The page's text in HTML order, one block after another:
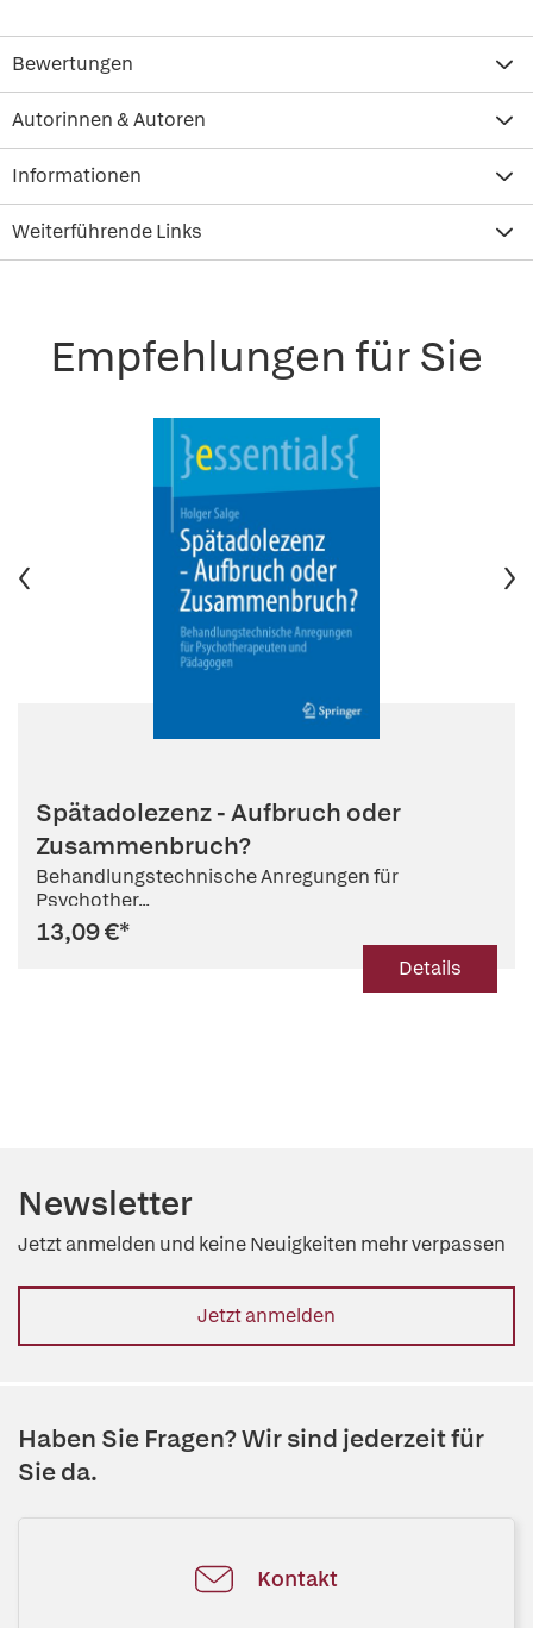
Bewertungen
Autorinnen & Autoren
Informationen
Weiterführende Links
Empfehlungen für Sie
Spätadolezenz - Aufbruch oder
Zusammenbruch?
Behandlungstechnische Anregungen für
Psychother...
13,09 €*
Details
Newsletter
Jetzt anmelden und keine Neuigkeiten mehr verpassen
Jetzt anmelden
Haben Sie Fragen? Wir sind jederzeit für
Sie da.
Kontakt